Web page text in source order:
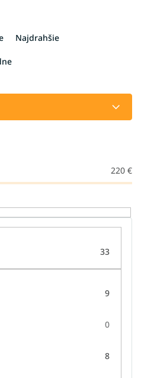
Najdrahšie
220 €
33
9
0
8